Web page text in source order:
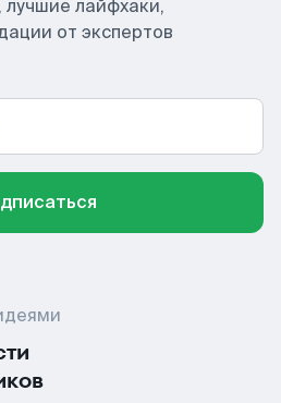
лайфхаки,
от экспертов